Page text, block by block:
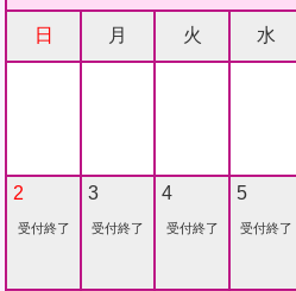
日 月 火 水
2
受付終了
3
受付終了
4
受付終了
5
受付終了